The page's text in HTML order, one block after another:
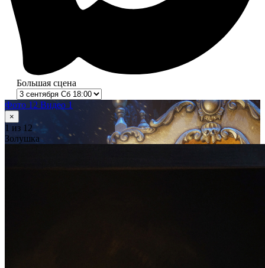
Большая сцена
Фото 12 Видео 1
×
1 из 12
Золушка